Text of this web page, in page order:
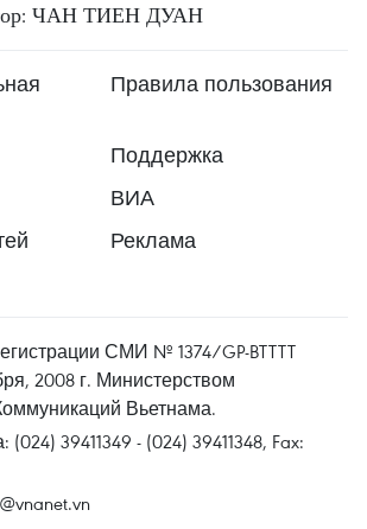
ЧАН ТИЕН ДУАН
Правила пользования
Поддержка
ВИА
Реклама
СМИ № 1374/GP-BTTTT
2008 г. Министерством
Вьетнама.
39411349 - (024) 39411348, Fax: